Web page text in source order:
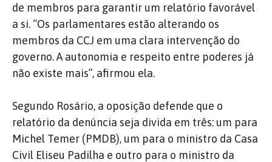
de membros para garantir um relatório favorável
a si. “Os parlamentares estão alterando os
membros da CCJ em uma clara intervenção do
governo. A autonomia e respeito entre poderes já
não existe mais”, afirmou ela.
Segundo Rosário, a oposição defende que o
relatório da denúncia seja divida em três: um para
Michel Temer (PMDB), um para o ministro da Casa
Civil Eliseu Padilha e outro para o ministro da